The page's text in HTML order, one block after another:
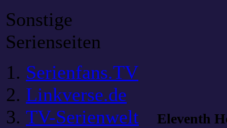
Sonstige
Serienseiten
Serienfans.TV
Linkverse.de
TV-Serienwelt
Eleventh